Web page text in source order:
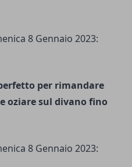
per rimandare
oziare sul divano fino